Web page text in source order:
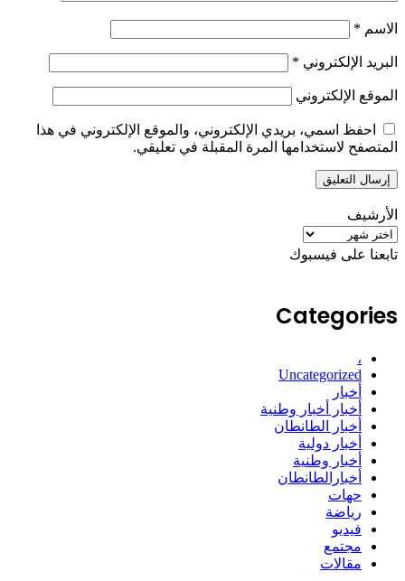
الاسم *
البريد الإلكتروني *
الموقع الإلكتروني
احفظ اسمي، بريدي الإلكتروني، والموقع الإلكتروني في هذا
المتصفح لاستخدامها المرة المقبلة في تعليقي.
الأرشيف
الأرشيف
تابعنا على فيسبوك
Categories
،
Uncategorized
أخبار
أخبار أخبار وطنية
أخبار الطانطان
أخبار دولية
أخبار وطنية
أخبارالطانطان
حهات
رياضة
فيديو
مجتمع
مقالات